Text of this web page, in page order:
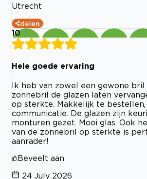
Utrecht
delen
10
Hele goede ervaring
Ik heb van zowel een gewone bril
zonnebril de glazen laten
op sterkte. Makkelijk te
communicatie. De glazen zijn
monturen gezet. Mooi glas. Ook
van de zonnebril op sterkte is
aanrader!
Beveelt aan
24 July 2026